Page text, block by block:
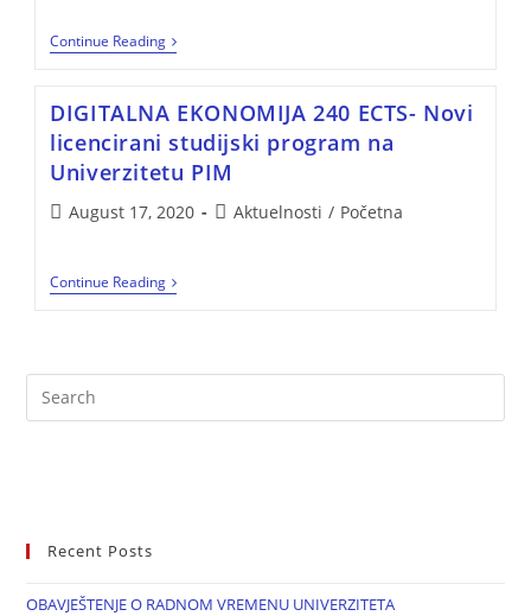
Continue Reading
DIGITALNA EKONOMIJA 240 ECTS- Novi
licencirani studijski program na
Univerzitetu PIM
August 17, 2020 Aktuelnosti / Početna
Continue Reading
Recent Posts
OBAVJEŠTENJE O RADNOM VREMENU UNIVERZITETA